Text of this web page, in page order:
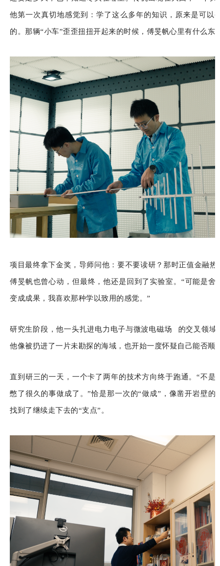
他第一次真切地感觉到：学了这么多年的知识，原来是可以
的。那辆“小车”歪歪扭扭开起来的时候，傅旻帆心里有什么东
项目最终拿下金奖，导师问他：要不要读研？那时正值金融
傅旻帆也曾心动，但最终，他还是回到了实验室。“可能是
变成成果，我喜欢那种学以致用的感觉。”
研究生阶段，他一头扎进电力电子与微波电磁场 的交叉领域
他像被扔进了一片未勘探的海域，也开始一度怀疑自己能否顺
直到研三的一天，一个卡了两年的技术方向终于跑通。“不是
憋了很久的事做成了。”恰是那一次的“做成”，像凿开岩壁
找到了继续走下去的“支点”。